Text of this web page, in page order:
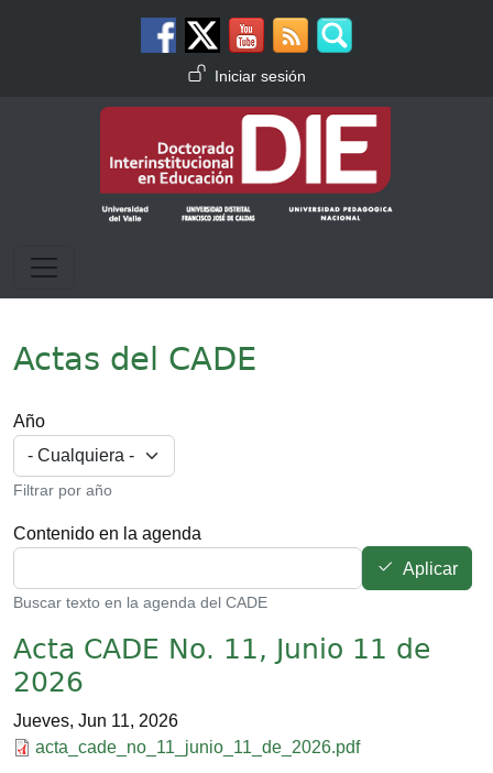
Menú de cuenta de usuario
Iniciar sesión
Actas del CADE
Año
Filtrar por año
Contenido en la agenda
Buscar texto en la agenda del CADE
Aplicar
Acta CADE No. 11, Junio 11 de
2026
Jueves, Jun 11, 2026
Documento
acta_cade_no_11_junio_11_de_2026.pdf